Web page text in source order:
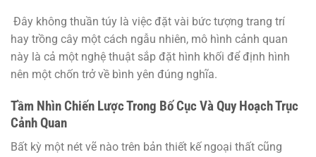
Đây không thuần túy là việc đặt vài bức tượng trang trí
hay trồng cây một cách ngẫu nhiên, mô hình cảnh quan
này là cả một nghệ thuật sắp đặt hình khối để định hình
nên một chốn trở về bình yên đúng nghĩa.
Tầm Nhìn Chiến Lược Trong Bố Cục Và Quy Hoạch Trục
Cảnh Quan
Bất kỳ một nét vẽ nào trên bản thiết kế ngoại thất cũng